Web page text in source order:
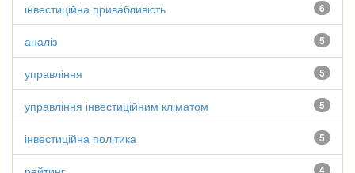
6
інвестиційна привабливість
5
аналіз
5
управління
5
управління інвестиційним кліматом
5
інвестиційна політика
4